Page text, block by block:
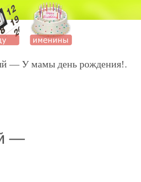
— У мамы день рождения!.